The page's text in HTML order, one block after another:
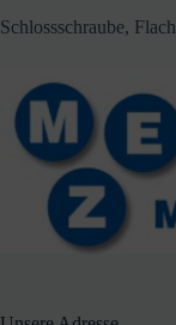
Schlossschraube,